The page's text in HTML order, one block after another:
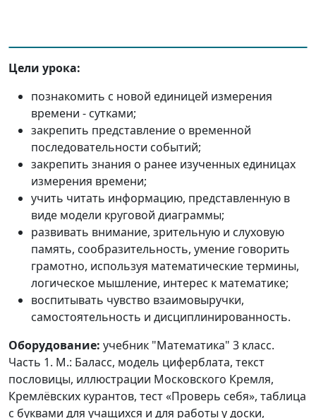
Цели урока:
познакомить с новой единицей измерения
времени - сутками;
закрепить представление о временной
последовательности событий;
закрепить знания о ранее изученных единицах
измерения времени;
учить читать информацию, представленную в
виде модели круговой диаграммы;
развивать внимание, зрительную и слуховую
память, сообразительность, умение говорить
грамотно, используя математические термины,
логическое мышление, интерес к математике;
воспитывать чувство взаимовыручки,
самостоятельность и дисциплинированность.
Оборудование: учебник "Математика" 3 класс.
Часть 1. М.: Баласс, модель циферблата, текст
пословицы, иллюстрации Московского Кремля,
Кремлёвских курантов, тест «Проверь себя», таблица
с буквами для учащихся и для работы у доски,